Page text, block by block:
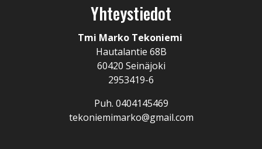
Yhteystiedot
Tmi Marko Tekoniemi
Hautalantie 68B
60420 Seinäjoki
2953419-6
Puh. 0404145469
tekoniemimarko@gmail.com